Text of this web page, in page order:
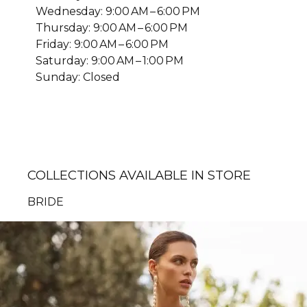
Wednesday: 9:00 AM – 6:00 PM
Thursday: 9:00 AM – 6:00 PM
Friday: 9:00 AM – 6:00 PM
Saturday: 9:00 AM – 1:00 PM
Sunday: Closed
COLLECTIONS AVAILABLE IN STORE
BRIDE